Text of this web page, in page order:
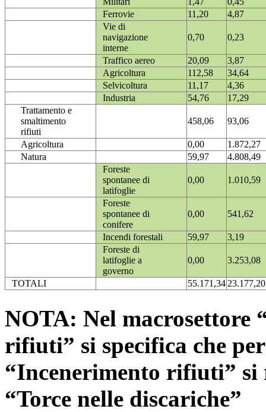
Ferrovie
11,20
4,87
Vie di
navigazione
interne
0,70 0,23
Traffico aereo 20,09
3,87
Agricoltura
112,58
34,64
Selvicoltura
11,17
4,36
Industria
54,76
17,29
Trattamento e
smaltimento
rifiuti
458,06 93,06
Agricoltura 0,00
1.872,27
Natura
59,97
4.808,49
Foreste
spontanee di
latifoglie
0,00 1.010,59
Foreste
spontanee di
conifere
0,00 541,62
Incendi forestali 59,97
3,19
Foreste di
latifoglie a
governo
0,00 3.253,08
TOTALI 55.171,3423.177,20
NOTA: Nel macrosettore
rifiuti” si specifica che
“Incenerimento rifiuti”
“Torce nelle discariche”